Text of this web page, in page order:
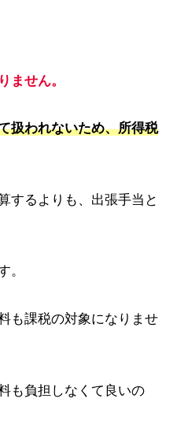
ません。
扱われないため、所得税
するよりも、出張手当と
。
も課税の対象になりませ
も負担しなくて良いの